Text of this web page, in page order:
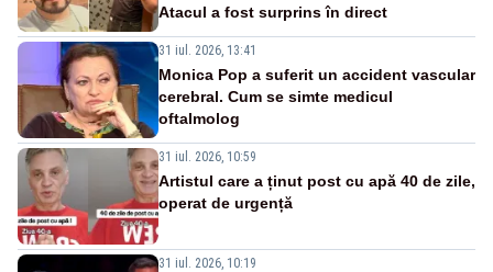
Atacul a fost surprins în direct
31 iul. 2026, 13:41
Monica Pop a suferit un accident vascular
cerebral. Cum se simte medicul
oftalmolog
31 iul. 2026, 10:59
Artistul care a ținut post cu apă 40 de zile,
operat de urgență
31 iul. 2026, 10:19